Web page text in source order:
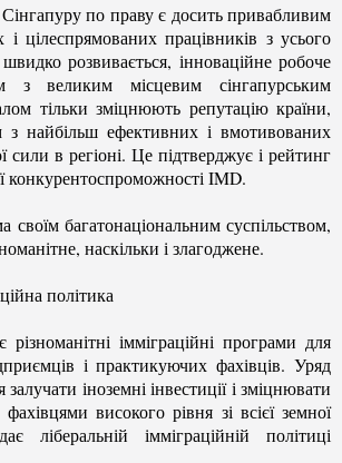
по праву є досить привабливим
і цілеспрямованих працівників з усього
розвивається,інноваційне робоче
з великим місцевим сінгапурським
тільки зміцнюють репутацію країни,
з найбільш ефективних і вмотивованих
сили в регіоні. Це підтверджує і рейтинг
конкурентоспроможності IMD.
своїм багатонаціональним суспільством,
наскільки і злагоджене.
політика
імміграційні програми для
і практикуючих фахівців. Уряд
іноземні інвестиції і зміцнювати
високого рівня зі всієї земної
ліберальній імміграційній політиці